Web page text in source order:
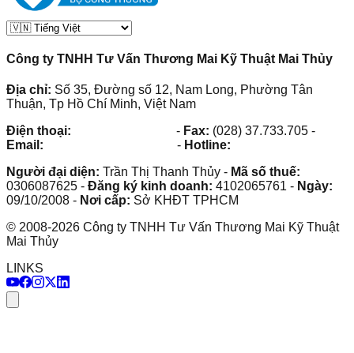
Công ty TNHH Tư Vấn Thương Mai Kỹ Thuật Mai Thủy
Địa chỉ: Số 35, Đường số 12, Nam Long, Phường Tân
Thuận, Tp Hồ Chí Minh, Việt Nam
Điện thoại:
- Fax: (028) 37.733.705 -
Email:
- Hotline:
Người đại diện: Trần Thị Thanh Thủy - Mã số thuế:
0306087625 - Đăng ký kinh doanh: 4102065761 - Ngày:
09/10/2008 - Nơi cấp: Sở KHĐT TPHCM
© 2008-2026 Công ty TNHH Tư Vấn Thương Mai Kỹ Thuật
Mai Thủy
LINKS